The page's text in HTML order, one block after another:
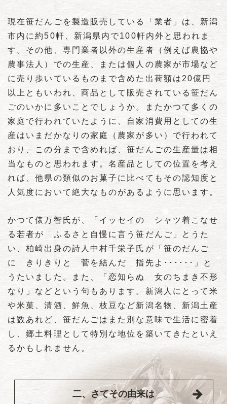
現在笹だんごを製造販売している「業者」は、新潟
市内に約50軒、新潟県内で100軒内外と思われま
す。その他、専門業者以外の生産者（例えば農協や
農事法人）での生産、または個人の農家が市場など
に売り歩いているものまで含めた出荷額は20億円
以上ともいわれ、商品として販売されている笹だん
ごのいかに多いことでしょうか。またかつて多くの
家庭で行われていたように、自家消費用としての生
産はいまだかなりの家庭（農家が多い）で行われて
おり、この分まで含めれば、笹だんごの生産量は相
当なものと思われます。名産品としての位置を考え
れば、他県の類似のお菓子に比べてもその認知度と
人気度において絶大なものがあるように思います。
かつて俵万智氏が、「イッセイの シャツ着こなせ
る若者が ふるさと自慢に言う笹だんご」とうた
い、柏崎出身の詩人中村千栄子氏が「笹のだんご
に きりきりと 菅を結んだ 指先よ･･････」と
うたいました。また、「恋知らぬ 女のちまき不形
なり」などという句もあります。新潟人にとって米
や米菓、清酒、鮮魚、枝豆など新潟名物、新潟土産
は数あれど、笹だんごはまた別な意味で生活に密着
し、郷土料理として特別な地位を築いてきたといえ
るかもしれません。
二、さてその由来は